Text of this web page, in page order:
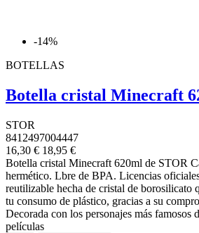
-14%
BOTELLAS
Botella cristal Minecraft
STOR
8412497004447
16,30 € 18,95 €
Botella cristal Minecraft 620ml de STOR
hermético. Lbre de BPA. Licencias
reutilizable hecha de cristal de borosilicato
tu consumo de plástico, gracias a su
Decorada con los personajes más famosos
películas